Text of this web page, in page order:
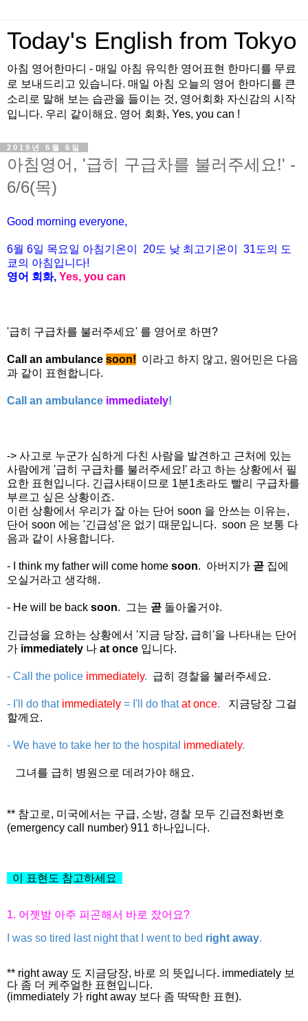
Today's English from Tokyo
아침 영어한마디 - 매일 아침 유익한 영어표현 한마디를 무료
로 보내드리고 있습니다. 매일 아침 오늘의 영어 한마디를 큰
소리로 말해 보는 습관을 들이는 것, 영어회화 자신감의 시작
입니다. 우리 같이해요. 영어 회화, Yes, you can !
2019년 6월 6일
아침영어, '급히 구급차를 불러주세요!' -
6/6(목)
Good morning everyone,
6월 6일 목요일 아침기온이 20도 낮 최고기온이 31도의 도
쿄의 아침입니다!
영어 회화, Yes, you can
'급히 구급차를 불러주세요' 를 영어로 하면?
Call an ambulance soon! 이라고 하지 않고, 원어민은 다음
과 같이 표현합니다.
Call an ambulance immediately!
-> 사고로 누군가 심하게 다친 사람을 발견하고 근처에 있는
사람에게 '급히 구급차를 불러주세요!' 라고 하는 상황에서 필
요한 표현입니다. 긴급사태이므로 1분1초라도 빨리 구급차를
부르고 싶은 상황이죠.
이런 상황에서 우리가 잘 아는 단어 soon 을 안쓰는 이유는,
단어 soon 에는 '긴급성'은 없기 때문입니다. soon 은 보통 다
음과 같이 사용합니다.
- I think my father will come home soon. 아버지가 곧 집에
오실거라고 생각해.
- He will be back soon. 그는 곧 돌아올거야.
긴급성을 요하는 상황에서 '지금 당장, 급히'을 나타내는 단어
가 immediately 나 at once 입니다.
- Call the police immediately. 급히 경찰을 불러주세요.
- I'll do that immediately = I'll do thatat once.
지금당장 그걸
할께요.
- We have to take her to the hospital immediately.
그녀를 급히 병원으로 데려가야 해요.
** 참고로, 미국에서는 구급, 소방, 경찰 모두 긴급전화번호
(emergency call number) 911 하나입니다.
이 표현도 참고하세요
1. 어젯밤 아주 피곤해서 바로 잤어요?
I was so tired last night that I went to bed right away.
** right away 도 지금당장, 바로 의 뜻입니다. immediately 보
다 좀 더 케주얼한 표현입니다.
(immediately 가 right away 보다 좀 딱딱한 표현).